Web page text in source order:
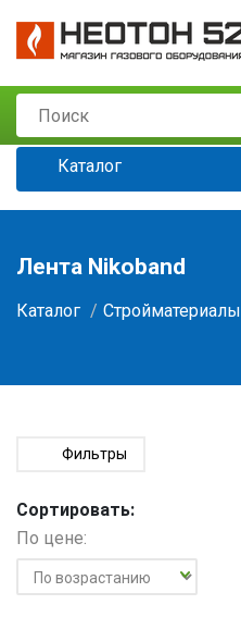
Каталог
Лента Nikoband
Каталог Стройматериалы
Фильтры
Сортировать:
По цене: